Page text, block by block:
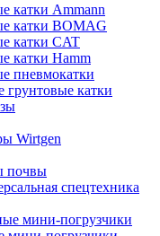
катки Ammann
катки BOMAG
катки CAT
катки Hamm
пневмокатки
грунтовые катки
Wirtgen
почвы
спецтехника
мини-погрузчики